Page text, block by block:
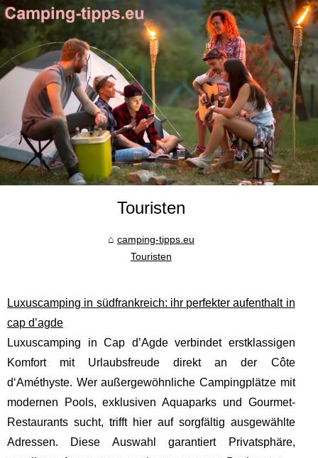
Touristen
camping-tipps.eu
Touristen
Luxuscamping in südfrankreich: ihr perfekter aufenthalt in
cap d’agde
Luxuscamping in Cap d’Agde verbindet erstklassigen
Komfort mit Urlaubsfreude direkt an der Côte
d‘Améthyste. Wer außergewöhnliche Campingplätze mit
modernen Pools, exklusiven Aquaparks und Gourmet-
Restaurants sucht, trifft hier auf sorgfältig ausgewählte
Adressen. Diese Auswahl garantiert Privatsphäre,